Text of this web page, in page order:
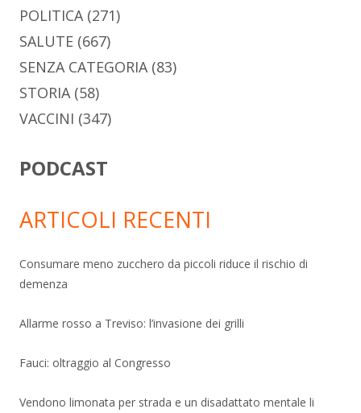
POLITICA (271)
SALUTE (667)
SENZA CATEGORIA (83)
STORIA (58)
VACCINI (347)
PODCAST
ARTICOLI RECENTI
Consumare meno zucchero da piccoli riduce il rischio di
demenza
Allarme rosso a Treviso: l’invasione dei grilli
Fauci: oltraggio al Congresso
Vendono limonata per strada e un disadattato mentale li